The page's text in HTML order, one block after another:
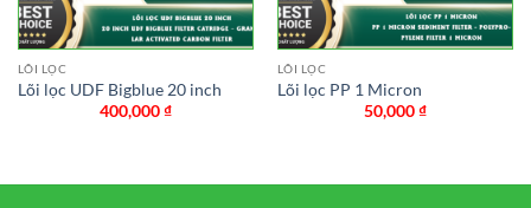
LÕI LỌC
Lõi lọc UDF Bigblue 20 inch
400,000₫
LÕI LỌC
Lõi lọc PP 1 Micron
50,000₫